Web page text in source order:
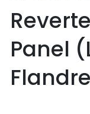
Panel